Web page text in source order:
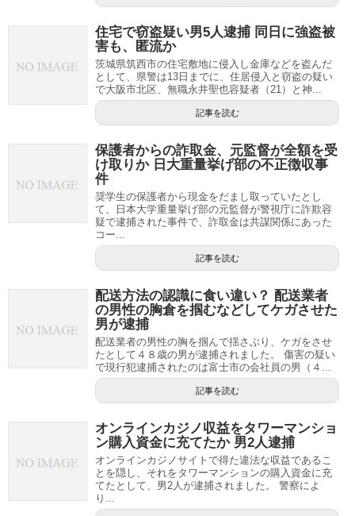
住宅で窃盗疑い男5人逮捕 同日に強盗被
害も、匿流か
茨城県筑西市の住宅敷地に侵入し金庫などを盗んだ
として、県警は13日までに、住居侵入と窃盗の疑い
で大阪市北区、無職永井聖也容疑者（21）と神...
記事を読む
保護者からの詐取金、元監督が全額を受
け取りか 日大重量挙げ部の不正徴収事
件
奨学生の保護者から現金をだまし取っていたとし
て、日本大学重量挙げ部の元監督が警視庁に詐欺容
疑で逮捕された事件で、詐取金は共謀関係にあった
コー...
記事を読む
配送方法の認識に食い違い？ 配送業者
の男性の胸倉を掴むなどしてケガさせた
男が逮捕
配送業者の男性の胸を掴んで揺さぶり、ケガをさせ
たとして４８歳の男が逮捕されました。 傷害の疑い
で現行犯逮捕されたのは富士市の会社員の男（４...
記事を読む
オンラインカジノ収益をタワーマンショ
ン購入資金に充てたか 男2人逮捕
オンラインカジノサイトで得た違法な収益であるこ
とを隠し、それをタワーマンションの購入資金に充
てたとして、男2人が逮捕されました。 警察によ
り...